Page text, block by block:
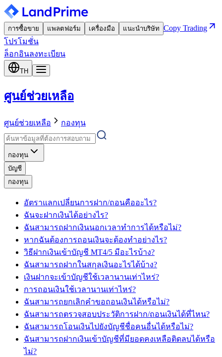
การซื้อขาย แพลตฟอร์ม เครื่องมือ แนะนำบริษัท Copy Trading
โปรโมชั่น
ล็อกอินลงทะเบียน
TH
ศูนย์ช่วยเหลือ
ศูนย์ช่วยเหลือ กองทุน
กองทุน
บัญชี
กองทุน
อัตราแลกเปลี่ยนการฝาก/ถอนคืออะไร?
ฉันจะฝากเงินได้อย่างไร?
ฉันสามารถฝากเงินนอกเวลาทำการได้หรือไม่?
หากฉันต้องการถอนเงินจะต้องทำอย่างไร?
วิธีฝากเงินเข้าบัญชี MT4/5 มีอะไรบ้าง?
ฉันสามารถฝากในสกุลเงินอะไรได้บ้าง?
เงินฝากจะเข้าบัญชีใช้เวลานานเท่าไหร่?
การถอนเงินใช้เวลานานเท่าไหร่?
ฉันสามารถยกเลิกคำขอถอนเงินได้หรือไม่?
ฉันสามารถตรวจสอบประวัติการฝาก/ถอนเงินได้ที่ไหน?
ฉันสามารถโอนเงินไปยังบัญชีชื่อคนอื่นได้หรือไม่?
ฉันสามารถฝากเงินเข้าบัญชีที่มียอดคงเหลือติดลบได้หรือ
ไม่?